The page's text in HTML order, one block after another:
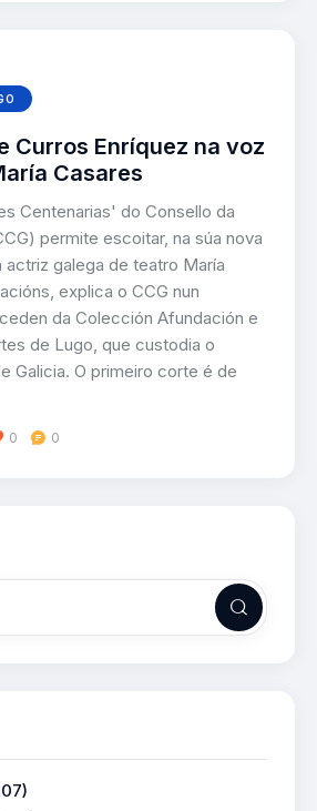
Curros Enríquez na voz
Casares
Centenarias' do Consello da
permite escoitar, na súa nova
actriz galega de teatro María
explica o CCG nun
da Colección Afundación e
de Lugo, que custodia o
Galicia. O primeiro corte é de
0 0